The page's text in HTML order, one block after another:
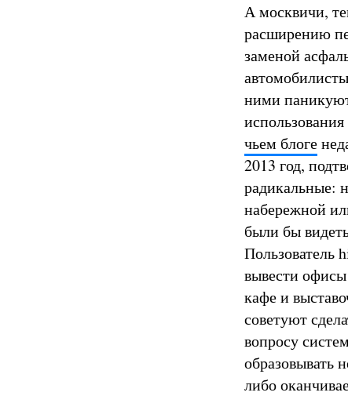
А москвичи,
расширению
заменой
ними
чьем блоге
2013 год,
радикальные:
набережной
были бы
Пользователь
вывести
кафе и
советуют
вопросу
образовывать
либо